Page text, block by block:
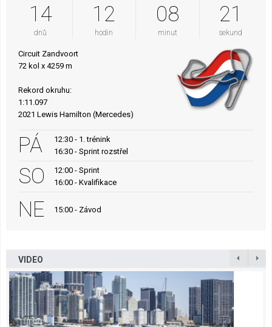
14
dnů
12
hodin
08
minut
20
sekund
Circuit Zandvoort
72 kol x 4259 m
Rekord okruhu:
1:11.097
2021 Lewis Hamilton (Mercedes)
PÁ
12:30 - 1. trénink
16:30 - Sprint rozstřel
SO
12:00 - Sprint
16:00 - Kvalifikace
NE 15:00 - Závod
VIDEO